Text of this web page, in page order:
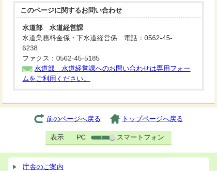
このページに関するお問い合わせ
水道部 水道経営課
水道業務料金係・下水道経営係 電話：0562-45-
6238
ファクス：0562-45-5185
水道部 水道経営課へのお問い合わせは専用フォー
ムをご利用ください。
前のページへ戻る トップページへ戻る
表示 PC スマートフォン
庁舎のご案内